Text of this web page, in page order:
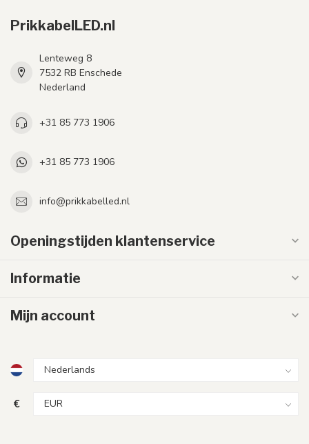
PrikkabelLED.nl
Lenteweg 8
7532 RB Enschede
Nederland
+31 85 773 1906
+31 85 773 1906
info@prikkabelled.nl
Openingstijden klantenservice
Informatie
Mijn account
€